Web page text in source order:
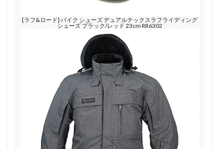
[ラフ&ロード] バイク シューズ デュアルテックスラフライディング
シューズ ブラック/レッド 23cm RR6302